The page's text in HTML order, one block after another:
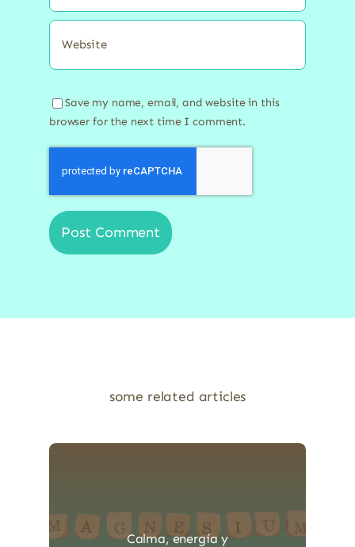
Save my name, email, and website in this
browser for the next time I comment.
some related articles
Calma, energía y